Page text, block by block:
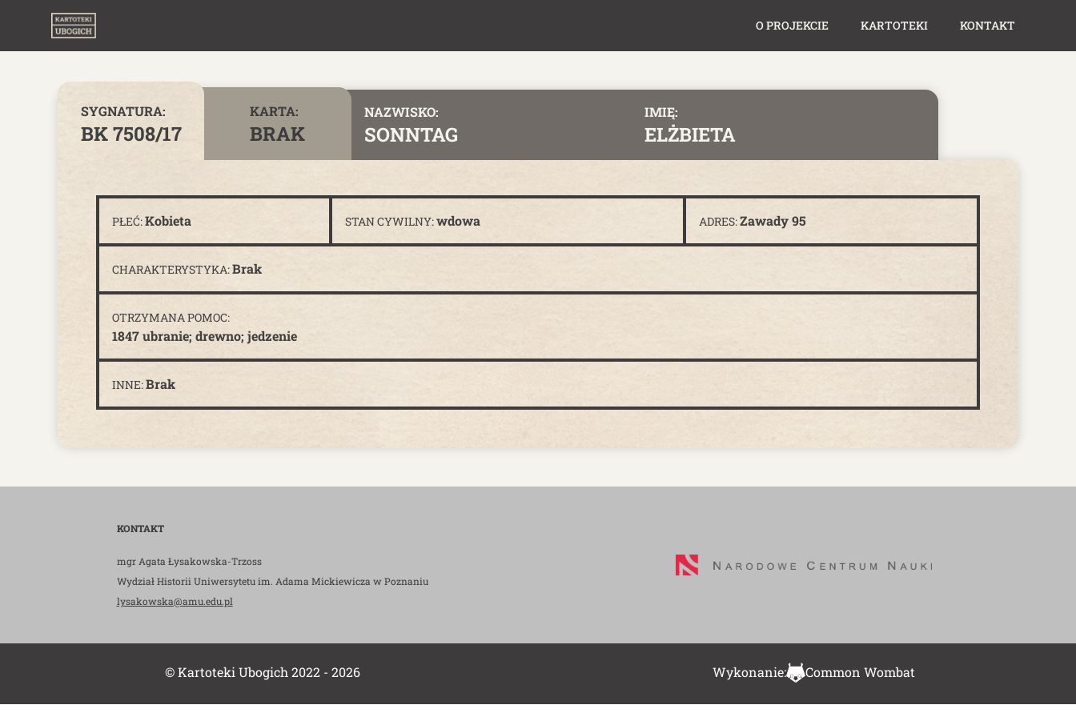
O PROJEKCIE KARTOTEKI KONTAKT
SYGNATURA:
BK 7508/17
KARTA:
BRAK
NAZWISKO:
SONNTAG
IMIĘ:
ELŻBIETA
PŁEĆ:Kobieta STAN CYWILNY:wdowa ADRES:Zawady 95
CHARAKTERYSTYKA:Brak
OTRZYMANA POMOC:
1847 ubranie; drewno; jedzenie
INNE:Brak
KONTAKT
mgr Agata Łysakowska-Trzoss
Wydział Historii Uniwersytetu im. Adama Mickiewicza w Poznaniu
lysakowska@amu.edu.pl
© Kartoteki Ubogich 2022 - 2026 Wykonanie: Common Wombat